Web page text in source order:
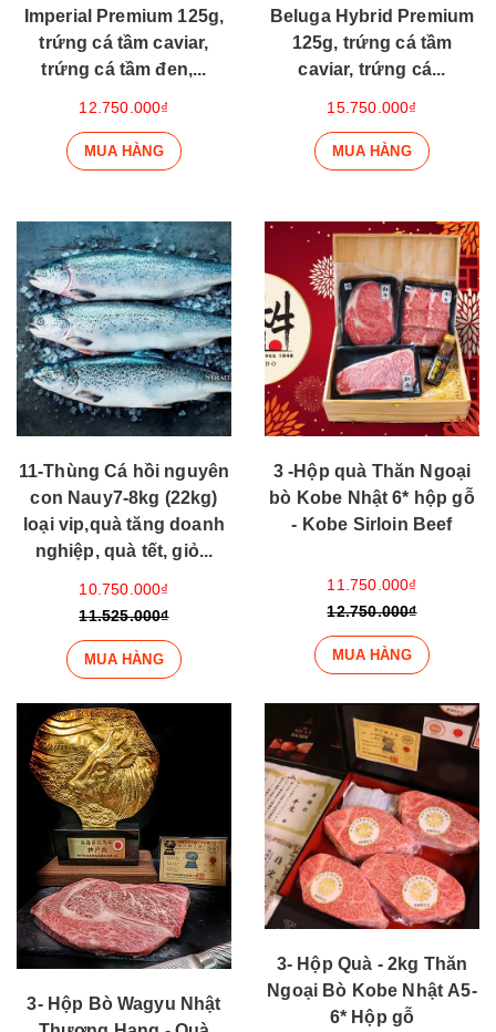
Imperial Premium 125g,
trứng cá tầm caviar,
trứng cá tầm đen,...
12.750.000₫
MUA HÀNG
Beluga Hybrid Premium
125g, trứng cá tầm
caviar, trứng cá...
15.750.000₫
MUA HÀNG
11-Thùng Cá hồi nguyên
con Nauy7-8kg (22kg)
loại vip,quà tăng doanh
nghiệp, quà tết, giỏ...
10.750.000₫
11.525.000₫
MUA HÀNG
3 -Hộp quà Thăn Ngoại
bò Kobe Nhật 6* hộp gỗ
- Kobe Sirloin Beef
11.750.000₫
12.750.000₫
MUA HÀNG
3- Hộp Bò Wagyu Nhật
3- Hộp Quà - 2kg Thăn
Ngoại Bò Kobe Nhật A5-
6* Hộp gỗ